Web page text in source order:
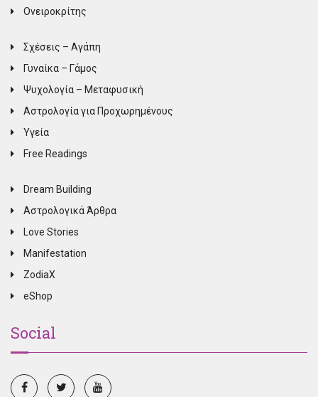
Ονειροκρίτης
Σχέσεις – Αγάπη
Γυναίκα – Γάμος
Ψυχολογία – Μεταφυσική
Αστρολογία για Προχωρημένους
Υγεία
Free Readings
Dream Building
Αστρολογικά Άρθρα
Love Stories
Manifestation
ZodiaX
eShop
Social